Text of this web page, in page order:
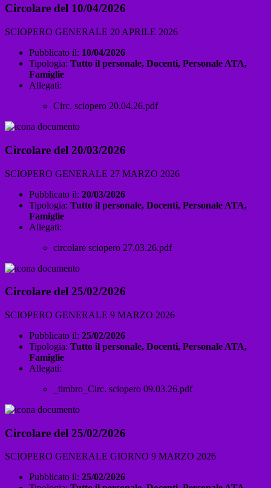
Circolare del 10/04/2026
SCIOPERO GENERALE 20 APRILE 2026
Pubblicato il: 10/04/2026
Tipologia: Tutto il personale, Docenti, Personale ATA,
Famiglie
Allegati:
Circ. sciopero 20.04.26.pdf
Circolare del 20/03/2026
SCIOPERO GENERALE 27 MARZO 2026
Pubblicato il: 20/03/2026
Tipologia: Tutto il personale, Docenti, Personale ATA,
Famiglie
Allegati:
circolare sciopero 27.03.26.pdf
Circolare del 25/02/2026
SCIOPERO GENERALE 9 MARZO 2026
Pubblicato il: 25/02/2026
Tipologia: Tutto il personale, Docenti, Personale ATA,
Famiglie
Allegati:
_timbro_Circ. sciopero 09.03.26.pdf
Circolare del 25/02/2026
SCIOPERO GENERALE GIORNO 9 MARZO 2026
Pubblicato il: 25/02/2026